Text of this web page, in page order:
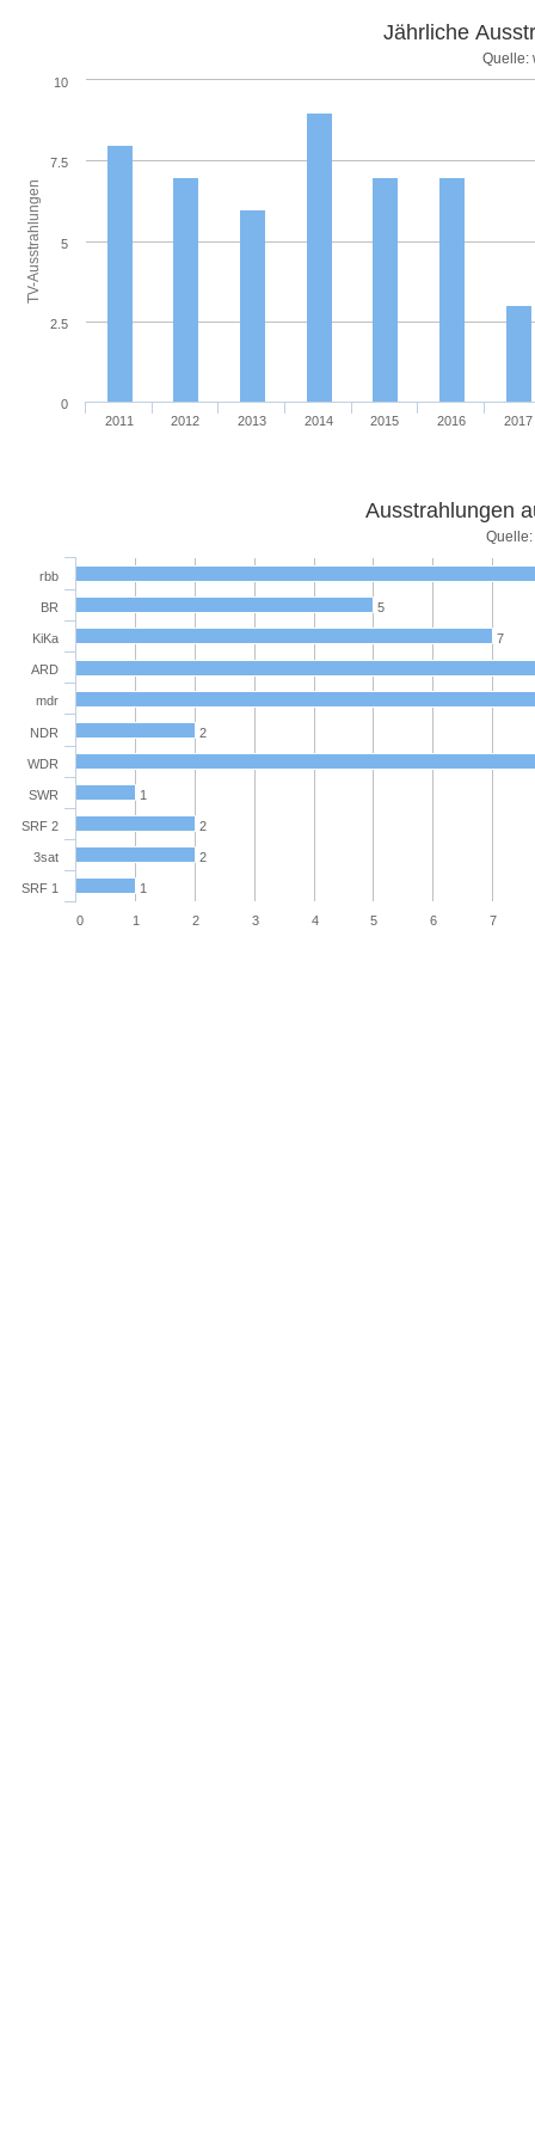
TV-Ausstrahlungen
Jährliche
Quelle:
2011 2012 2013 2014 2015 2016 2017
0
10
2.5
5
7.5
Ausstrahlungen
5
7
2
1
2
2
1
rbb
BR
KiKa
ARD
mdr
NDR
WDR
SWR
SRF 2
3sat
SRF 1
0 1 2 3 4 5 6 7